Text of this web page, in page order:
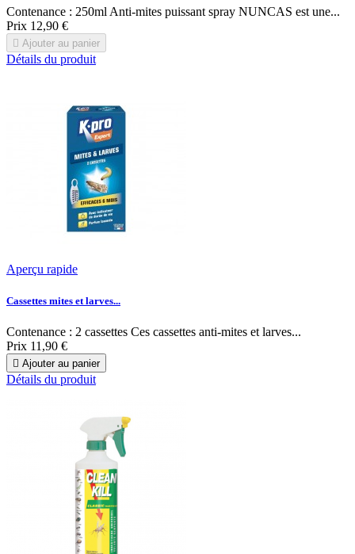
Contenance : 250ml Anti-mites puissant spray NUNCAS est une...
Prix 12,90 €
 Ajouter au panier
Détails du produit
Aperçu rapide
Cassettes mites et larves...
Contenance : 2 cassettes Ces cassettes anti-mites et larves...
Prix 11,90 €
 Ajouter au panier
Détails du produit